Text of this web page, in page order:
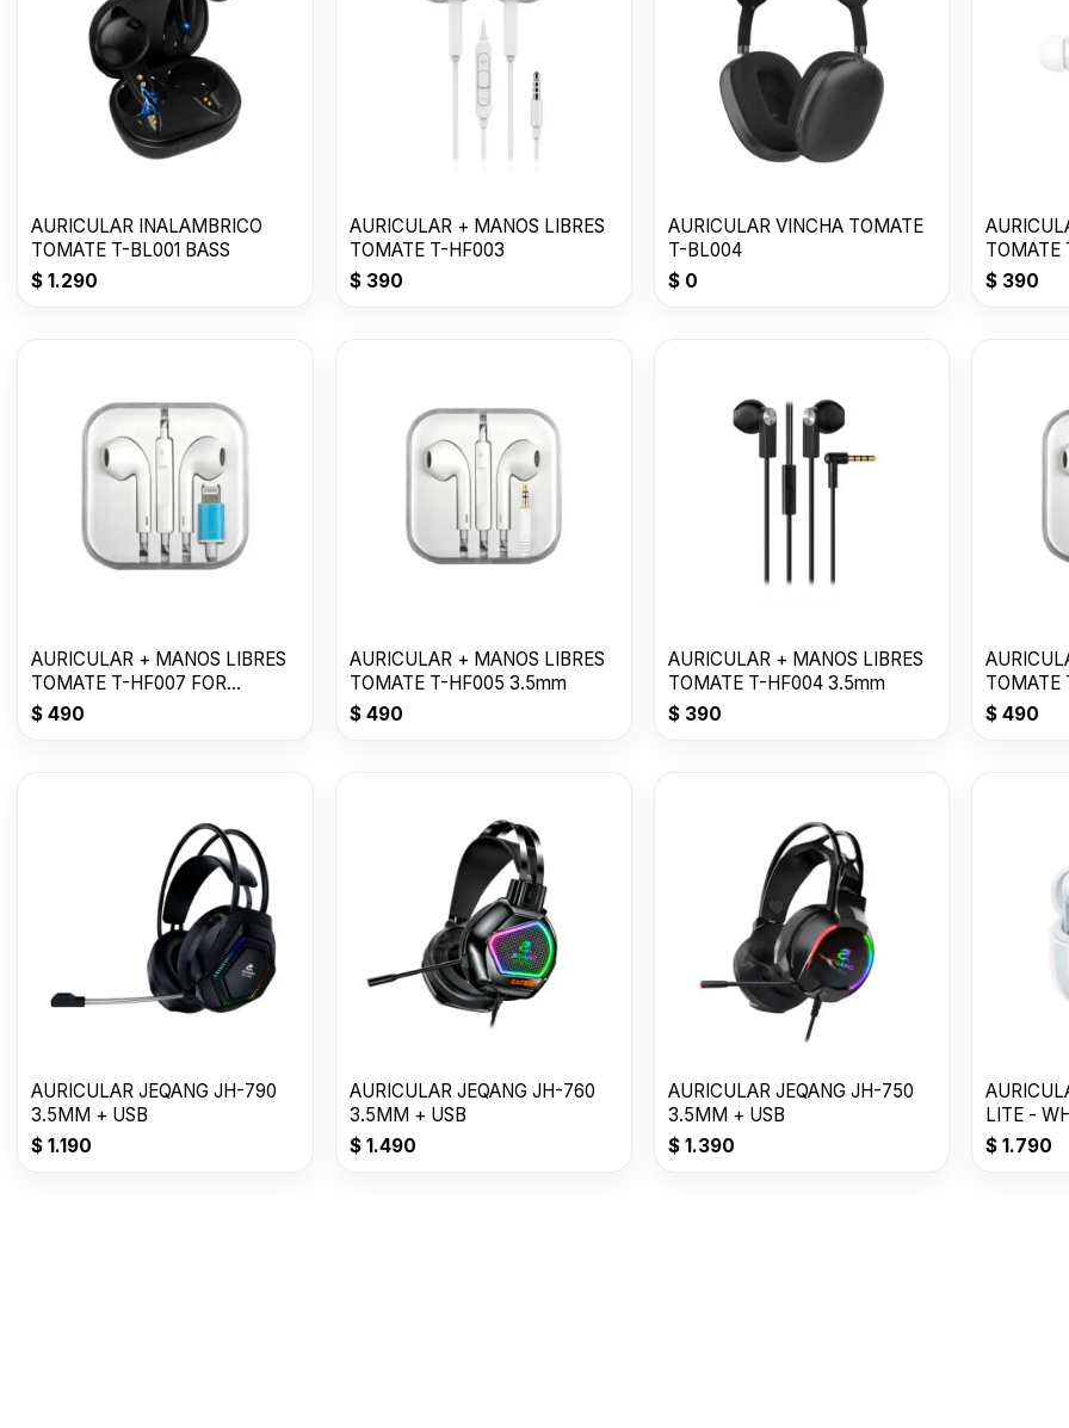
AURICULAR INALAMBRICO
TOMATE T-BL001 BASS
$ 1.290
AURICULAR + MANOS LIBRES
TOMATE T-HF003
$390
AURICULAR VINCHA TOMATE
T-BL004
$0
TOMATE
$ 390
AURICULAR + MANOS LIBRES
TOMATE T-HF007 FOR
LIGHTNING--
$ 490
AURICULAR + MANOS LIBRES
TOMATE T-HF005 3.5mm
$490
AURICULAR + MANOS LIBRES
TOMATE T-HF004 3.5mm
$390
TOMATE
$ 490
AURICULAR JEQANG JH-790
3.5MM + USB
$ 1.190
AURICULAR JEQANG JH-760
3.5MM + USB
$1.490
AURICULAR JEQANG JH-750
3.5MM + USB
$1.390
LITE -
$ 1.790